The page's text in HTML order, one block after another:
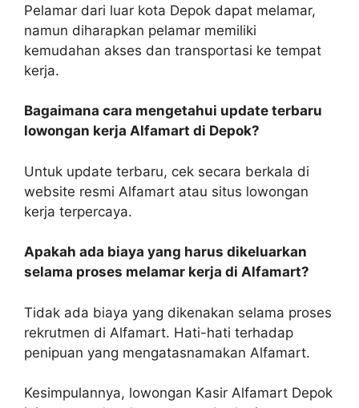
Pelamar dari luar kota Depok dapat melamar,
namun diharapkan pelamar memiliki
kemudahan akses dan transportasi ke tempat
kerja.
Bagaimana cara mengetahui update terbaru
lowongan kerja Alfamart di Depok?
Untuk update terbaru, cek secara berkala di
website resmi Alfamart atau situs lowongan
kerja terpercaya.
Apakah ada biaya yang harus dikeluarkan
selama proses melamar kerja di Alfamart?
Tidak ada biaya yang dikenakan selama proses
rekrutmen di Alfamart. Hati-hati terhadap
penipuan yang mengatasnamakan Alfamart.
Kesimpulannya, lowongan Kasir Alfamart Depok